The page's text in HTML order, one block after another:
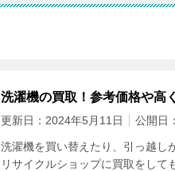
洗濯機の買取！参考価格や高
更新日： 2024年5月11日 公開日：
洗濯機を買い替えたり、引っ越し
リサイクルショップに買取をして